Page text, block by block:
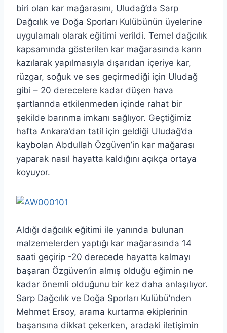
biri olan kar mağarasını, Uludağ’da Sarp
Dağcılık ve Doğa Sporları Kulübünün üyelerine
uygulamalı olarak eğitimi verildi. Temel dağcılık
kapsamında gösterilen kar mağarasında karın
kazılarak yapılmasıyla dışarıdan içeriye kar,
rüzgar, soğuk ve ses geçirmediği için Uludağ
gibi – 20 derecelere kadar düşen hava
şartlarında etkilenmeden içinde rahat bir
şekilde barınma imkanı sağlıyor. Geçtiğimiz
hafta Ankara’dan tatil için geldiği Uludağ’da
kaybolan Abdullah Özgüven’in kar mağarası
yaparak nasıl hayatta kaldığını açıkça ortaya
koyuyor.
Aldığı dağcılık eğitimi ile yanında bulunan
malzemelerden yaptığı kar mağarasında 14
saati geçirip -20 derecede hayatta kalmayı
başaran Özgüven’in almış olduğu eğimin ne
kadar önemli olduğunu bir kez daha anlaşılıyor.
Sarp Dağcılık ve Doğa Sporları Kulübü’nden
Mehmet Ersoy, arama kurtarma ekiplerinin
başarısına dikkat çekerken, aradaki iletişimin